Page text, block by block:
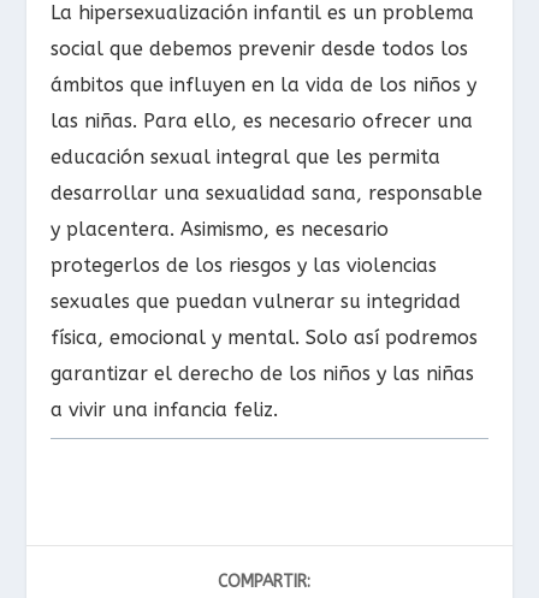
La hipersexualización infantil es un problema
social que debemos prevenir desde todos los
ámbitos que influyen en la vida de los niños y
las niñas. Para ello, es necesario ofrecer una
educación sexual integral que les permita
desarrollar una sexualidad sana, responsable
y placentera. Asimismo, es necesario
protegerlos de los riesgos y las violencias
sexuales que puedan vulnerar su integridad
física, emocional y mental. Solo así podremos
garantizar el derecho de los niños y las niñas
a vivir una infancia feliz.
COMPARTIR: